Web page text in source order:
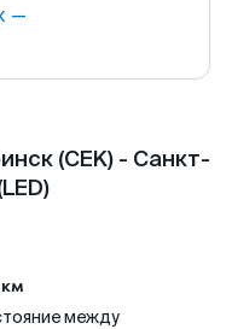
—
(CEK) - Санкт-
между